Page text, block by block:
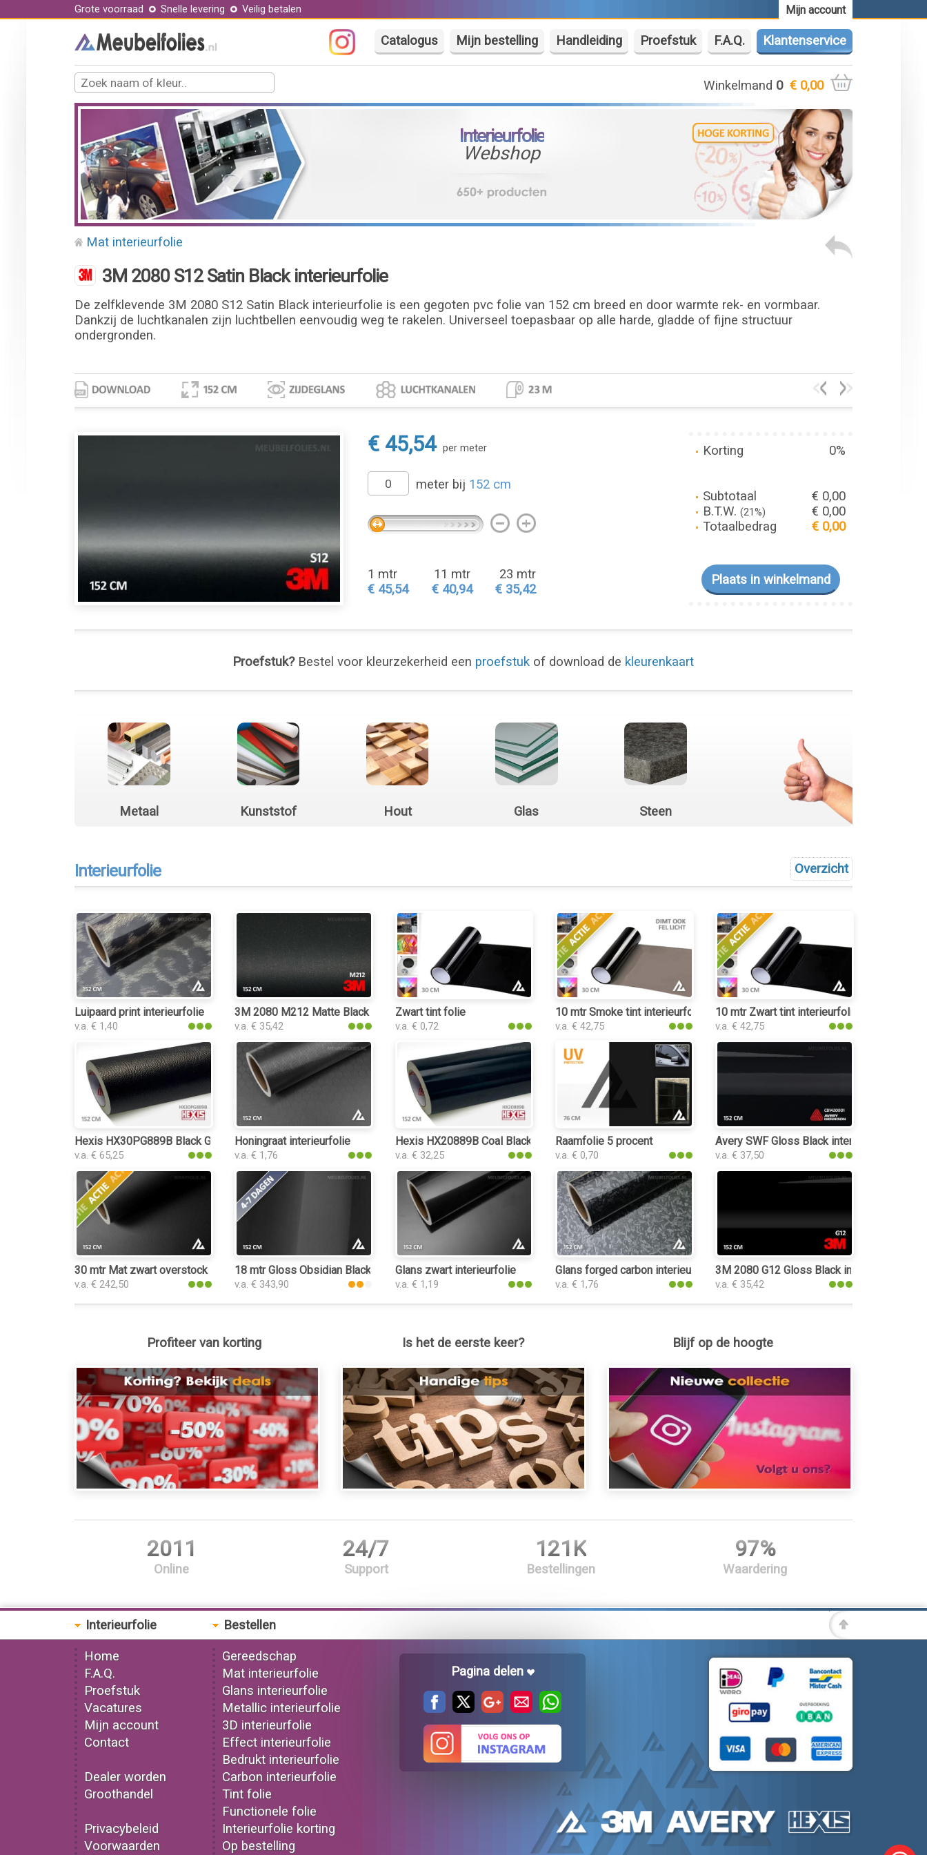
Mijn account
Grote voorraad Snelle levering Veilig betalen
Catalogus Mijn bestelling Handleiding Proefstuk F.A.Q. Klantenservice
Winkelmand 0 € 0,00
Interieurfolie
Webshop
Mat interieurfolie
3M 2080 S12 Satin Black interieurfolie
De zelfklevende 3M 2080 S12 Satin Black interieurfolie is een gegoten pvc folie van 152 cm breed en door warmte rek- en vormbaar.
Dankzij de luchtkanalen zijn luchtbellen eenvoudig weg te rakelen. Universeel toepasbaar op alle harde, gladde of fijne structuur
ondergronden.
€ 45,54 per meter
meter bij 152 cm
1 mtr
€ 45,54
11 mtr
€ 40,94
23 mtr
€ 35,42
Korting 0%
Subtotaal
€ 0,00
B.T.W. (21%)
€ 0,00
Totaalbedrag
€ 0,00
Proefstuk?Bestel voor kleurzekerheid een proefstuk of download de kleurenkaart
Metaal Kunststof Hout Glas Steen
Overzicht
Interieurfolie
Luipaard print interieurfolie
v.a. € 1,40
3M 2080 M212 Matte Black Metallic interieurfolie
v.a. € 35,42
Zwart tint folie
v.a. € 0,72
10 mtr Smoke tint interieurfolie
v.a. € 42,75
10 mtr Zwart tint interieurfolie
v.a. € 42,75
Hexis HX30PG889B Black Grain Leather Gloss interieurfolie
v.a. € 65,25
Honingraat interieurfolie
v.a. € 1,76
Hexis HX20889B Coal Black Gloss interieurfolie
v.a. € 32,25
Raamfolie 5 procent
v.a. € 0,70
Avery SWF Gloss Black interieurfolie
v.a. € 37,50
30 mtr Mat zwart overstock
v.a. € 242,50
18 mtr Gloss Obsidian Black 3176 interieurfolie
v.a. € 343,90
Glans zwart interieurfolie
v.a. € 1,19
Glans forged carbon interieurfolie
v.a. € 1,76
3M 2080 G12 Gloss Black interieurfolie
v.a. € 35,42
Profiteer van korting Is het de eerste keer? Blijf op de hoogte
2011
Online
24/7
Support
121K
Bestellingen
97%
Waardering
Interieurfolie
Home
F.A.Q.
Proefstuk
Vacatures
Mijn account
Contact
Dealer worden
Groothandel
Privacybeleid
Voorwaarden
Bestellen
Gereedschap
Mat interieurfolie
Glans interieurfolie
Metallic interieurfolie
3D interieurfolie
Effect interieurfolie
Bedrukt interieurfolie
Carbon interieurfolie
Tint folie
Functionele folie
Interieurfolie korting
Op bestelling
Pagina delen